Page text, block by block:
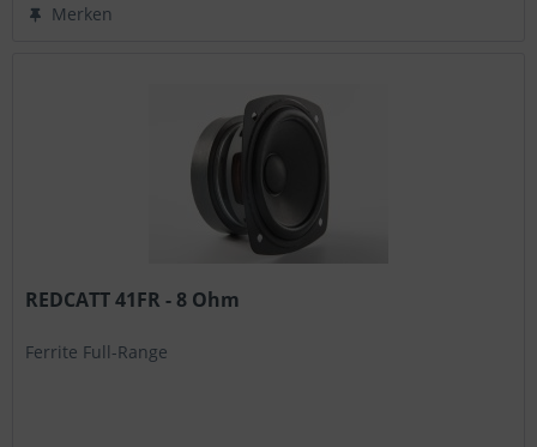
Merken
REDCATT 41FR - 8 Ohm
Ferrite Full-Range